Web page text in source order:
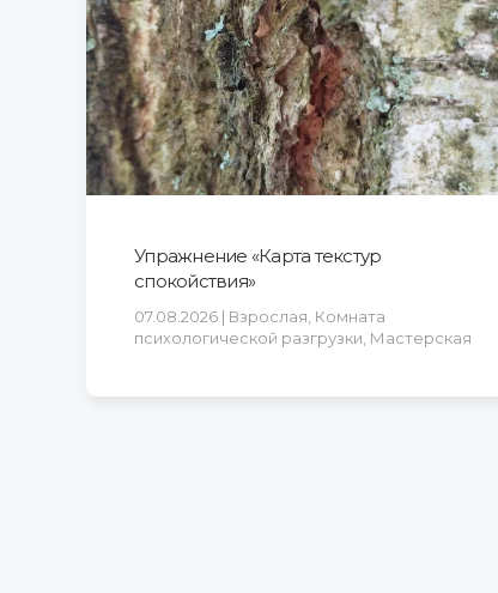
Упражнение «Карта текстур
спокойствия»
07.08.2026 | Взрослая, Комната
психологической разгрузки, Мастерская